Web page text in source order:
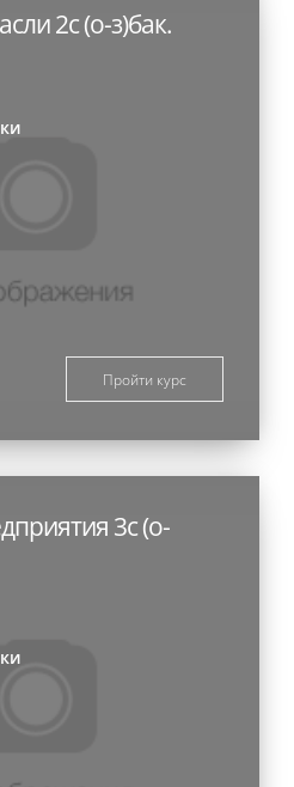
2с (о-з)бак.
Пройти курс
3с (о-